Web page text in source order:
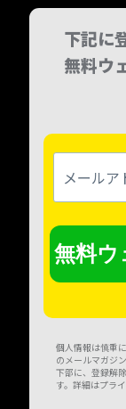
下記に
無料ウ
メ
ル
ア
ド
レ
ス
無料ウ
個人情報は慎重
のメールマガジ
下部に、登録解
す。詳細はプラ